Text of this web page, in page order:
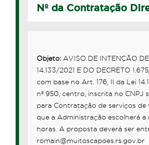
Nº da Contratação
Objeto:AVISO DE INTENÇÃO
14.133/2021 E DO DECRETO
com base no Art. 176, II da Lei
nº 950, centro, inscrita no CNPJ
para Contratação de serviços de
que a Administração escolherá
horas. A proposta deverá ser
romain@muitoscapoes.rs.gov.br